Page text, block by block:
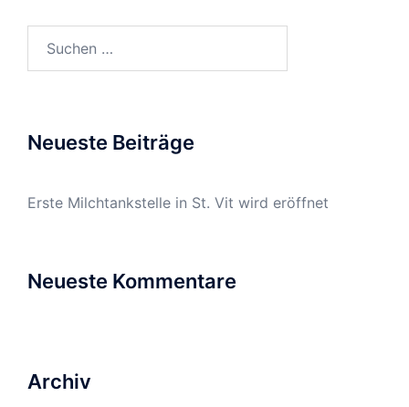
Neueste Beiträge
Erste Milchtankstelle in St. Vit wird eröffnet
Neueste Kommentare
Archiv